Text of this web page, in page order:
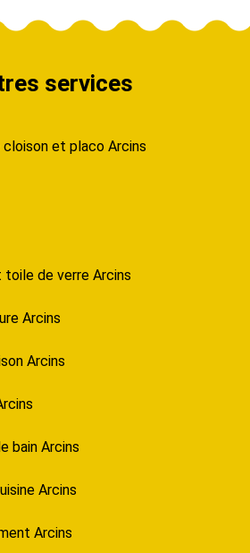
services
et placo Arcins
de verre Arcins
Arcins
Arcins
bain Arcins
Arcins
Arcins